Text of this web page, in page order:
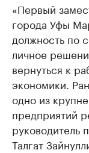
«Первый
города Уфы
должность по
личное
вернуться к
экономики.
одно из
предприятий
руководитель
Талгат